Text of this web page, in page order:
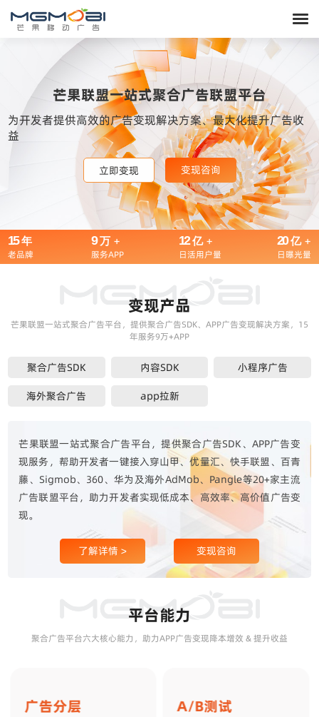
立即变现 变现咨询
芒果联盟一站式聚合广告联盟平台
为开发者提供高效的广告变现解决方案、最大化提升广告收
益
立即变现 变现咨询
立即变现 变现咨询
15 年
老品牌
9 万 +
服务APP
12 亿 +
日活用户量
20 亿 +
日曝光量
变现产品
芒果联盟一站式聚合广告平台，提供聚合广告SDK、APP广告变现解决方案，15
年服务9万+APP
聚合广告SDK 内容SDK
小程序广告
海外聚合广告
app拉新
芒果联盟一站式聚合广告平台，提供聚合广告SDK、APP广告变
现服务，帮助开发者一键接入穿山甲、优量汇、快手联盟、百青
藤、Sigmob、360、华为及海外AdMob、Pangle等20+家主流
广告联盟平台，助力开发者实现低成本、高效率、高价值广告变
现。
了解详情 > 变现咨询
平台能力
聚合广告平台六大核心能力，助力APP广告变现降本增效 & 提升收益
广告分层 A/B测试